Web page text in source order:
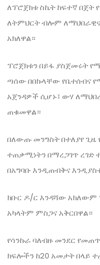
ለፕሮጀክቱ ስኬት ከፍተኛ በጀት
ለትምህርት ብሎም
አክለዋል።
ፕሮጀክቱን በይፋ ያስጀመሩት
ጣሰው በበኩላቸው የቤተሰብና
አጀንዳዎች ሲሆኑ፤ ውሃ
ጠቁመዋል።
በለውጡ መንግስት በተለያየ
ተጠቃሚነትን በማረጋገጥ ረገድ
በአግባቡ እንዲጠብቅና
ክቡር ዶ/ር እንዳሻው
አካላትም ምስጋና አቅርበዋል።
የሳንኩራ ባለብዙ መንደር
ክፍሎችን ከ20 አመታት በላይ